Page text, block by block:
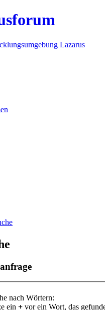
Lazarus
nach Wörtern:
ein + vor ein Wort, das